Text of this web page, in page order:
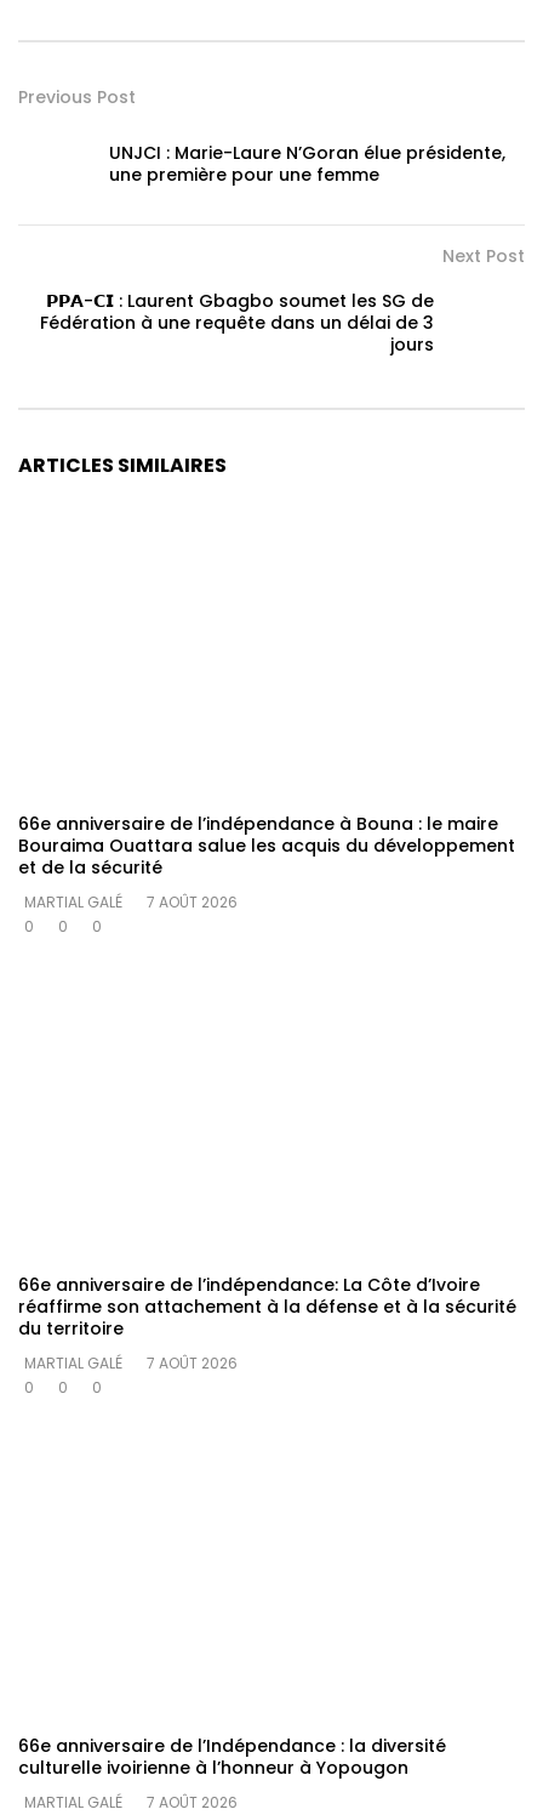
Previous Post
UNJCI : Marie-Laure N’Goran élue présidente,
une première pour une femme
Next Post
𝗣𝗣𝗔-𝗖𝗜 : Laurent Gbagbo soumet les SG de
Fédération à une requête dans un délai de 3
jours
ARTICLES SIMILAIRES
66e anniversaire de l’indépendance à Bouna : le maire
Bouraima Ouattara salue les acquis du développement
et de la sécurité
MARTIAL GALÉ
7 AOÛT 2026
0
0 0
66e anniversaire de l’indépendance: La Côte d’Ivoire
réaffirme son attachement à la défense et à la sécurité
du territoire
MARTIAL GALÉ
7 AOÛT 2026
0
0 0
66e anniversaire de l’Indépendance : la diversité
culturelle ivoirienne à l’honneur à Yopougon
MARTIAL GALÉ
7 AOÛT 2026